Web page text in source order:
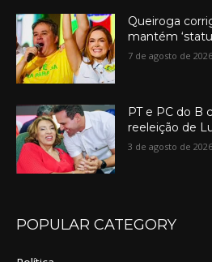
Queiroga
mantém
7 de agosto de 2026
PT e PC do B
reeleição de
3 de agosto de 2026
POPULAR CATEGORY